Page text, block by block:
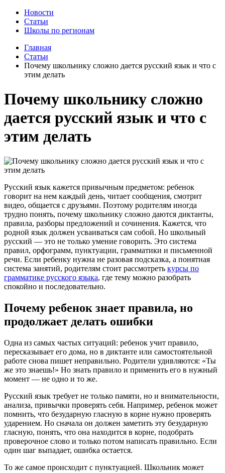
Новости
Статьи
Школы по регионам
Главная
Статьи
Почему школьнику сложно дается русский язык и что с
этим делать
Почему школьнику сложно
дается русский язык и что с
этим делать
Русский язык кажется привычным предметом: ребенок
говорит на нем каждый день, читает сообщения, смотрит
видео, общается с друзьями. Поэтому родителям иногда
трудно понять, почему школьнику сложно даются диктанты,
правила, разборы предложений и сочинения. Кажется, что
родной язык должен усваиваться сам собой. Но школьный
русский — это не только умение говорить. Это система
правил, орфограмм, пунктуации, грамматики и письменной
речи. Если ребенку нужна не разовая подсказка, а понятная
система занятий, родителям стоит рассмотреть курсы по
грамматике русского языка, где тему можно разобрать
спокойно и последовательно.
Почему ребенок знает правила, но
продолжает делать ошибки
Одна из самых частых ситуаций: ребенок учит правило,
пересказывает его дома, но в диктанте или самостоятельной
работе снова пишет неправильно. Родители удивляются: «Ты
же это знаешь!» Но знать правило и применить его в нужный
момент — не одно и то же.
Русский язык требует не только памяти, но и внимательности,
анализа, привычки проверять себя. Например, ребенок может
помнить, что безударную гласную в корне нужно проверять
ударением. Но сначала он должен заметить эту безударную
гласную, понять, что она находится в корне, подобрать
проверочное слово и только потом написать правильно. Если
один шаг выпадает, ошибка остается.
То же самое происходит с пунктуацией. Школьник может